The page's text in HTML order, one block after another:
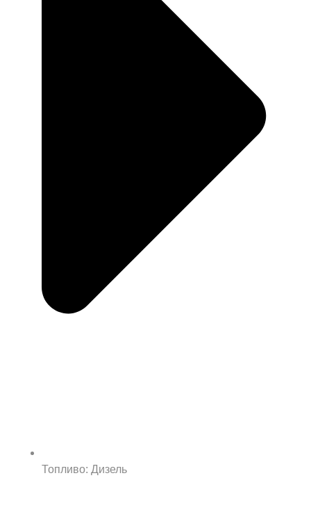
Топливо: Дизель